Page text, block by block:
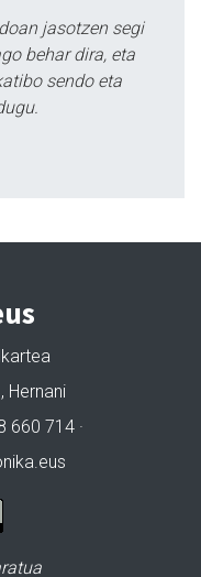
jasotzen segi
behar dira, eta
sendo eta
Hernani
660 714 ·